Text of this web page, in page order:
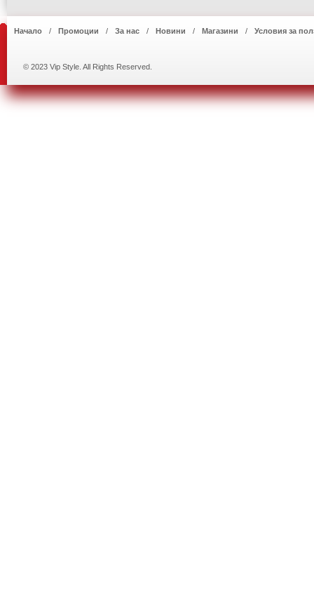
Начало Промоции За нас Новини Магазини Условия за
© 2023 Vip Style. All Rights Reserved.